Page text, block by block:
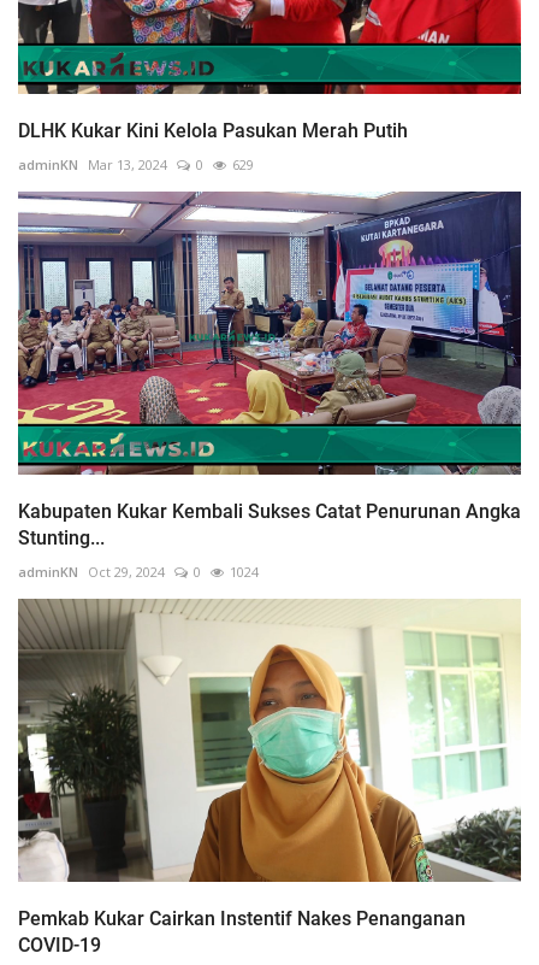
DLHK Kukar Kini Kelola Pasukan Merah Putih
adminKN Mar 13, 2024 0 629
Kabupaten Kukar Kembali Sukses Catat Penurunan Angka
Stunting...
adminKN Oct 29, 2024 0 1024
Pemkab Kukar Cairkan Instentif Nakes Penanganan
COVID-19